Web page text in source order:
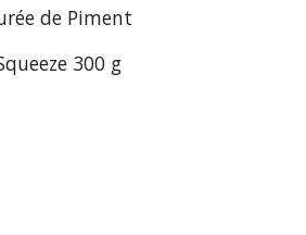
de Piment
300 g